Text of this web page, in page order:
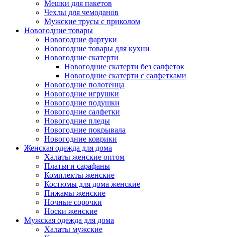
Мешки для пакетов
Чехлы для чемоданов
Мужские трусы с приколом
Новогодние товары
Новогодние фартуки
Новогодние товары для кухни
Новогодние скатерти
Новогодние скатерти без салфеток
Новогодние скатерти с салфетками
Новогодние полотенца
Новогодние игрушки
Новогодние подушки
Новогодние салфетки
Новогодние пледы
Новогодние покрывала
Новогодние коврики
Женская одежда для дома
Халаты женские оптом
Платья и сарафаны
Комплекты женские
Костюмы для дома женские
Пижамы женские
Ночные сорочки
Носки женские
Мужская одежда для дома
Халаты мужские